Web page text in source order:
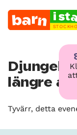
längre
Tyvärr, detta